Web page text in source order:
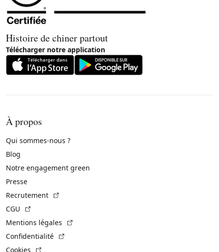
Histoire de chiner partout
Télécharger notre application
À propos
Qui sommes-nous ?
Blog
Notre engagement green
Presse
Recrutement
CGU
Mentions légales
Confidentialité
Cookies